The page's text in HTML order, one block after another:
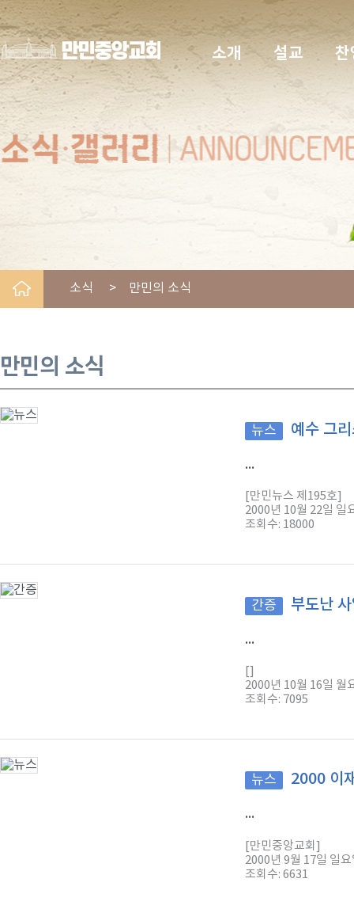
소개 설교 찬
소식 > 만민의 소식
만민의 소식
뉴스 예수 그
...
[만민뉴스 제195호]
2000년 10월 22일 일
조회수: 18000
간증 부도난
...
[]
2000년 10월 16일 월
조회수: 7095
뉴스 2000 이
...
[만민중앙교회]
2000년 9월 17일 일요
조회수: 6631